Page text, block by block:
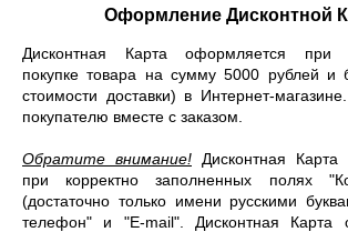
Оформление Дисконтной
Дисконтная Карта оформляется при
покупке товара на сумму 5000 рублей и
стоимости доставки) в Интернет-
покупателю вместе с заказом.
Обратите внимание! Дисконтная Карта
при корректно заполненных полях
(достаточно только имени русскими
телефон" и "E-mail". Дисконтная Карта